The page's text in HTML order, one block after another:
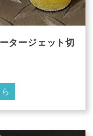
タージェット切